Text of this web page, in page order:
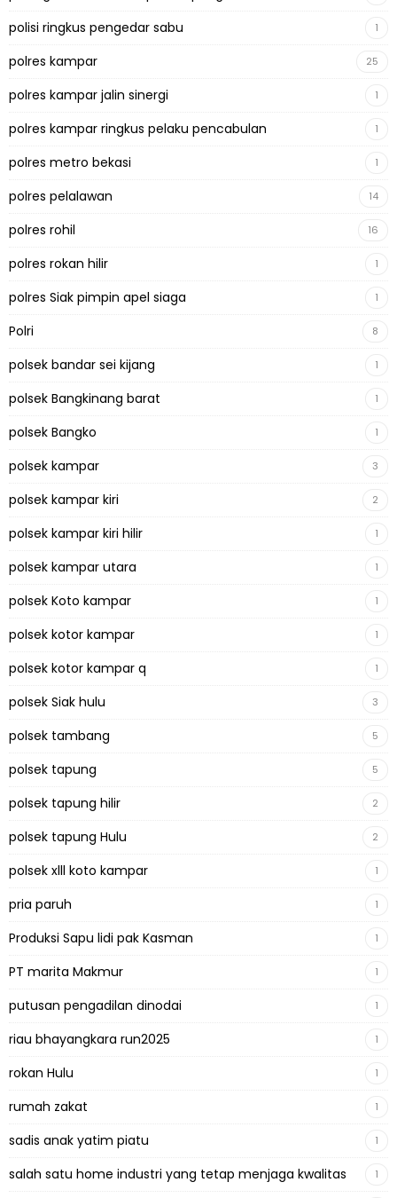
polisi ringkus pengedar sabu 1
polres kampar 25
polres kampar jalin sinergi 1
polres kampar ringkus pelaku pencabulan 1
polres metro bekasi 1
polres pelalawan 14
polres rohil 16
polres rokan hilir 1
polres Siak pimpin apel siaga 1
Polri 8
polsek bandar sei kijang 1
polsek Bangkinang barat 1
polsek Bangko 1
polsek kampar 3
polsek kampar kiri 2
polsek kampar kiri hilir 1
polsek kampar utara 1
polsek Koto kampar 1
polsek kotor kampar 1
polsek kotor kampar q 1
polsek Siak hulu 3
polsek tambang 5
polsek tapung 5
polsek tapung hilir 2
polsek tapung Hulu 2
polsek xlll koto kampar 1
pria paruh 1
Produksi Sapu lidi pak Kasman 1
PT marita Makmur 1
putusan pengadilan dinodai 1
riau bhayangkara run2025 1
rokan Hulu 1
rumah zakat 1
sadis anak yatim piatu 1
salah satu home industri yang tetap menjaga kwalitas 1